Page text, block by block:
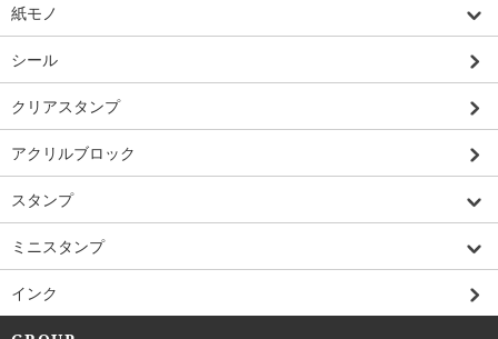
紙モノ
シール
クリアスタンプ
アクリルブロック
スタンプ
ミニスタンプ
インク